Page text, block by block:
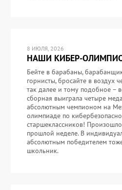
8 ИЮЛЯ, 2026
НАШИ КИБЕР-
Бейте в барабаны,
горнисты, бросайте в воздух
так далее и тому подобное –
сборная выиграла четыре
абсолютным чемпионом на
олимпиаде по
старшеклассников!
прошлой неделе. В
абсолютным победителем
школьник.